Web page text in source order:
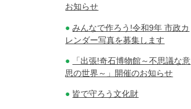
お知らせ
みんなで作ろう!令和9年 市政カ
レンダー写真を募集します
「出張!奇石博物館～不思議な意
思の世界～」開催のお知らせ
皆で守ろう文化財